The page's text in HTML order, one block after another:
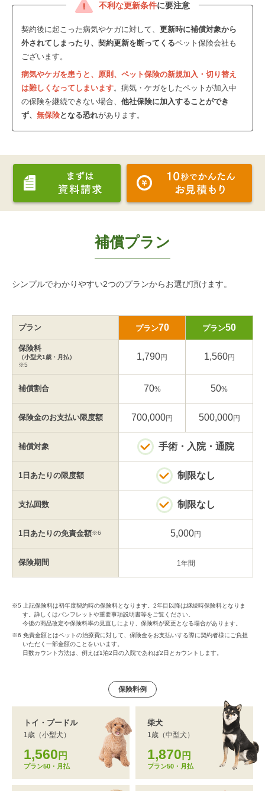
不利な更新条件に要注意
契約後に起こった病気やケガに対して、 更新時に補償対象から
外されてしまったり、契約更新を断ってくるペット保険会社も
ございます。
病気やケガを患うと、原則、ペット保険の新規加入・切り替え
は難しくなってしまいます。病気・ケガをしたペットが加入中
の保険を継続できない場合、 他社保険に加入することができ
ず、 無保険となる恐れがあります。
補償プラン
シンプルでわかりやすい2つのプランからお選び頂けます。
プラン プラン70 プラン50
保険料
（小型犬1歳・月払）
※5
1,790円 1,560円
補償割合 70% 50%
保険金のお支払い限度額 700,000円 500,000円
補償対象 手術・入院・通院
1日あたりの限度額 制限なし
支払回数 制限なし
1日あたりの免責金額※6 5,000円
保険期間 1年間
※5 上記保険料は初年度契約時の保険料となります。2年目以降は継続時保険料となりま
す。詳しくはパンフレットや重要事項説明書等をご覧ください。
今後の商品改定や保険料率の見直しにより、保険料が変更となる場合があります。
※6 免責金額とはペットの治療費に対して、保険金をお支払いする際に契約者様にご負担
いただく一部金額のことをいいます。
日数カウント方法は、例えば1泊2日の入院であれば2日とカウントします。
保険料例
トイ・プードル
1歳（小型犬）
1,560 円
プラン50・月払
柴犬
1歳（中型犬）
1,870 円
プラン50・月払